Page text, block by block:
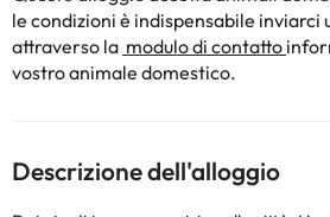
le condizioni è indispensabile inviarci
attraverso la modulo di contatto
vostro animale domestico.
Descrizione dell'alloggio